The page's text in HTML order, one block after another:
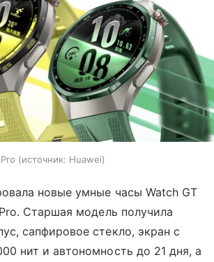
источник: Huawei
новые умные часы Watch GT
Старшая модель получила
сапфировое стекло, экран с
нит и автономность до 21 дня, а